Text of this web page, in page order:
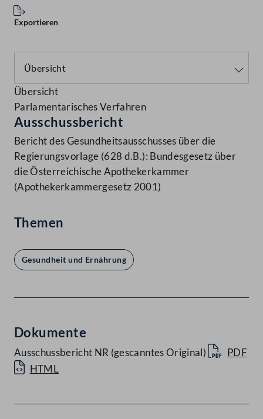
Exportieren
Übersicht
Parlamentarisches Verfahren
Ausschussbericht
Bericht des Gesundheitsausschusses über die
Regierungsvorlage (628 d.B.): Bundesgesetz über
die Österreichische Apothekerkammer
(Apothekerkammergesetz 2001)
Themen
Gesundheit und Ernährung
Dokumente
Ausschussbericht NR (gescanntes Original)
PDF
HTML